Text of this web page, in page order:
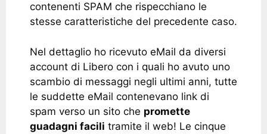
contenenti SPAM che rispecchiano le
stesse caratteristiche del precedente caso.
Nel dettaglio ho ricevuto eMail da diversi
account di Libero con i quali ho avuto uno
scambio di messaggi negli ultimi anni, tutte
le suddette eMail contenevano link di
spam verso un sito che promette
guadagni facili tramite il web! Le cinque